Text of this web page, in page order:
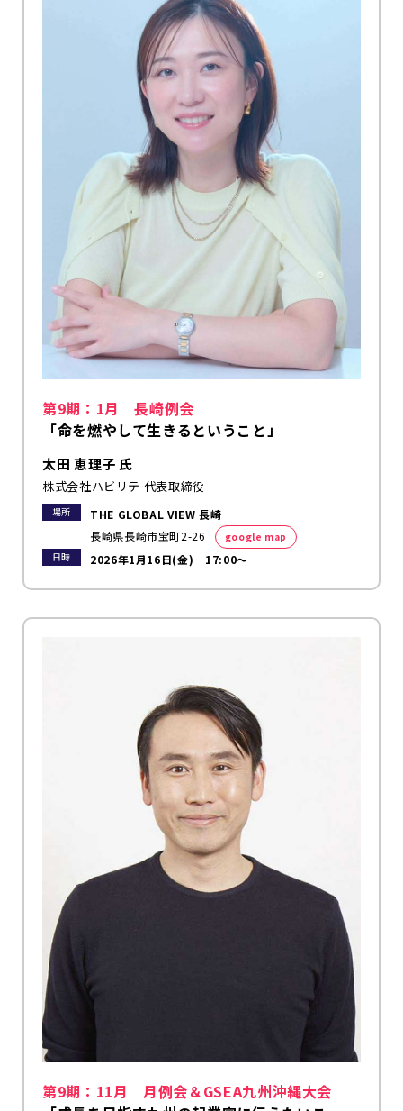
第9期：1月 長崎例会
「命を燃やして生きるということ」
太田 恵理子 氏
株式会社ハビリテ 代表取締役
場所
THE GLOBAL VIEW 長崎
長崎県長崎市宝町2-26
google map
日時
2026年1月16日(金) 17:00～
第9期：11月 月例会＆GSEA九州沖縄大会